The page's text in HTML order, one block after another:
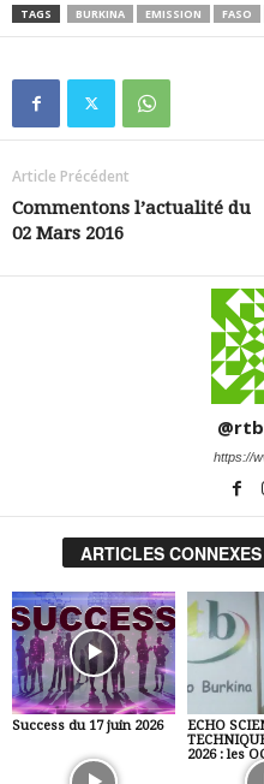
TAGS BURKINA EMISSION FASO
Article Précédent
Commentons l’actualité du
02 Mars 2016
https://
ARTICLES CONNEXES
Success du 17 juin 2026
ECHO
2026 : les